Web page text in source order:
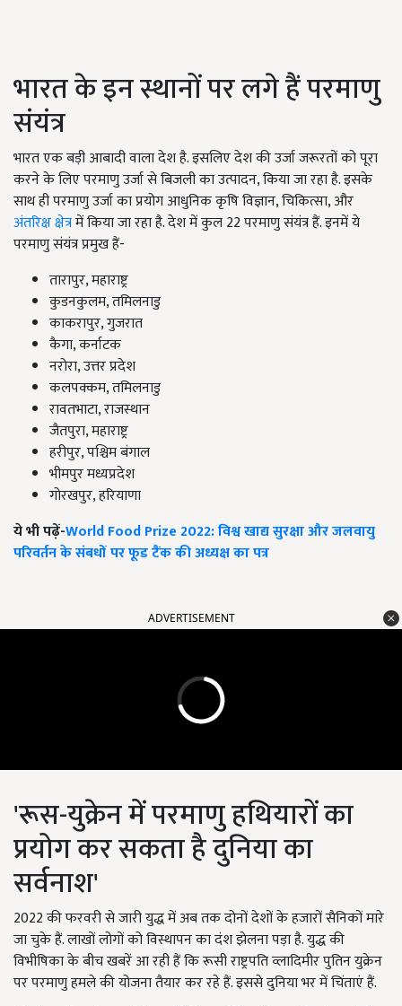
भारत के इन स्थानों पर लगे हैं परमाणु
संयंत्र
भारत एक बड़ी आबादी वाला देश है. इसलिए देश की उर्जा जरूरतों को पूरा
करने के लिए परमाणु उर्जा से बिजली का उत्पादन, किया जा रहा है. इसके
साथ ही परमाणु उर्जा का प्रयोग आधुनिक कृषि विज्ञान, चिकित्सा, और
अंतरिक्ष क्षेत्रमें किया जा रहा है. देश में कुल 22 परमाणु संयंत्र हैं. इनमें ये
परमाणु संयंत्र प्रमुख हैं-
तारापुर, महाराष्ट्र
कुडनकुलम, तमिलनाडु
काकरापुर, गुजरात
कैगा, कर्नाटक
नरोरा, उत्तर प्रदेश
कलपक्कम, तमिलनाडु
रावतभाटा, राजस्थान
जैतपुरा, महाराष्ट्र
हरीपुर, पश्चिम बंगाल
भीमपुर मध्यप्रदेश
गोरखपुर, हरियाणा
ये भी पढ़ें-World Food Prize 2022: विश्व खाद्य सुरक्षा और जलवायु
परिवर्तन के संबधों पर फूड टैंक की अध्यक्ष का पत्र
ADVERTISEMENT
'रूस-युक्रेन में परमाणु हथियारों का
प्रयोग कर सकता है दुनिया का
सर्वनाश'
2022 की फरवरी से जारी युद्ध में अब तक दोनों देशों के हजारों सैनिकों मारे
जा चुके हैं. लाखों लोगों को विस्थापन का दंश झेलना पड़ा है. युद्ध की
विभीषिका के बीच खबरें आ रही हैं कि रूसी राष्ट्रपति व्लादिमीर पुतिन युक्रेन
पर परमाणु हमले की योजना तैयार कर रहे हैं. इससे दुनिया भर में चिंताएं हैं.